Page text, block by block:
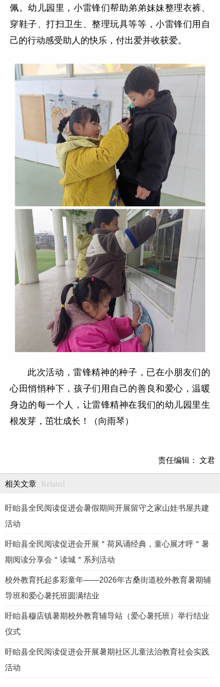
佩。幼儿园里，小雷锋们帮助弟弟妹妹整理衣裤、
穿鞋子、打扫卫生、整理玩具等等，小雷锋们用自
己的行动感受助人的快乐，付出爱并收获爱。
此次活动，雷锋精神的种子，已在小朋友们的
心田悄悄种下，孩子们用自己的善良和爱心，温暖
身边的每一个人，让雷锋精神在我们的幼儿园里生
根发芽，茁壮成长！（向雨琴）
责任编辑： 文君
相关文章 Related
盱眙县全民阅读促进会暑假期间开展留守之家山娃书屋共建
活动
盱眙县全民阅读促进会开展＂荷风诵经典，童心展才呼＂暑
期阅读分享会＂读城＂系列活动
校外教育托起多彩童年——2026年古桑街道校外教育暑期辅
导班和爱心暑托班圆满结业
盱眙县穆店镇暑期校外教育辅导站（爱心暑托班）举行结业
仪式
盱眙县全民阅读促进会开展暑期社区儿童法治教育社会实践
活动